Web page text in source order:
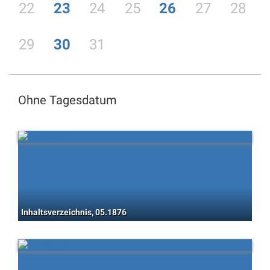
22 23 24 25 26 27 28
29 30 31
Ohne Tagesdatum
Inhaltsverzeichnis, 05.1876